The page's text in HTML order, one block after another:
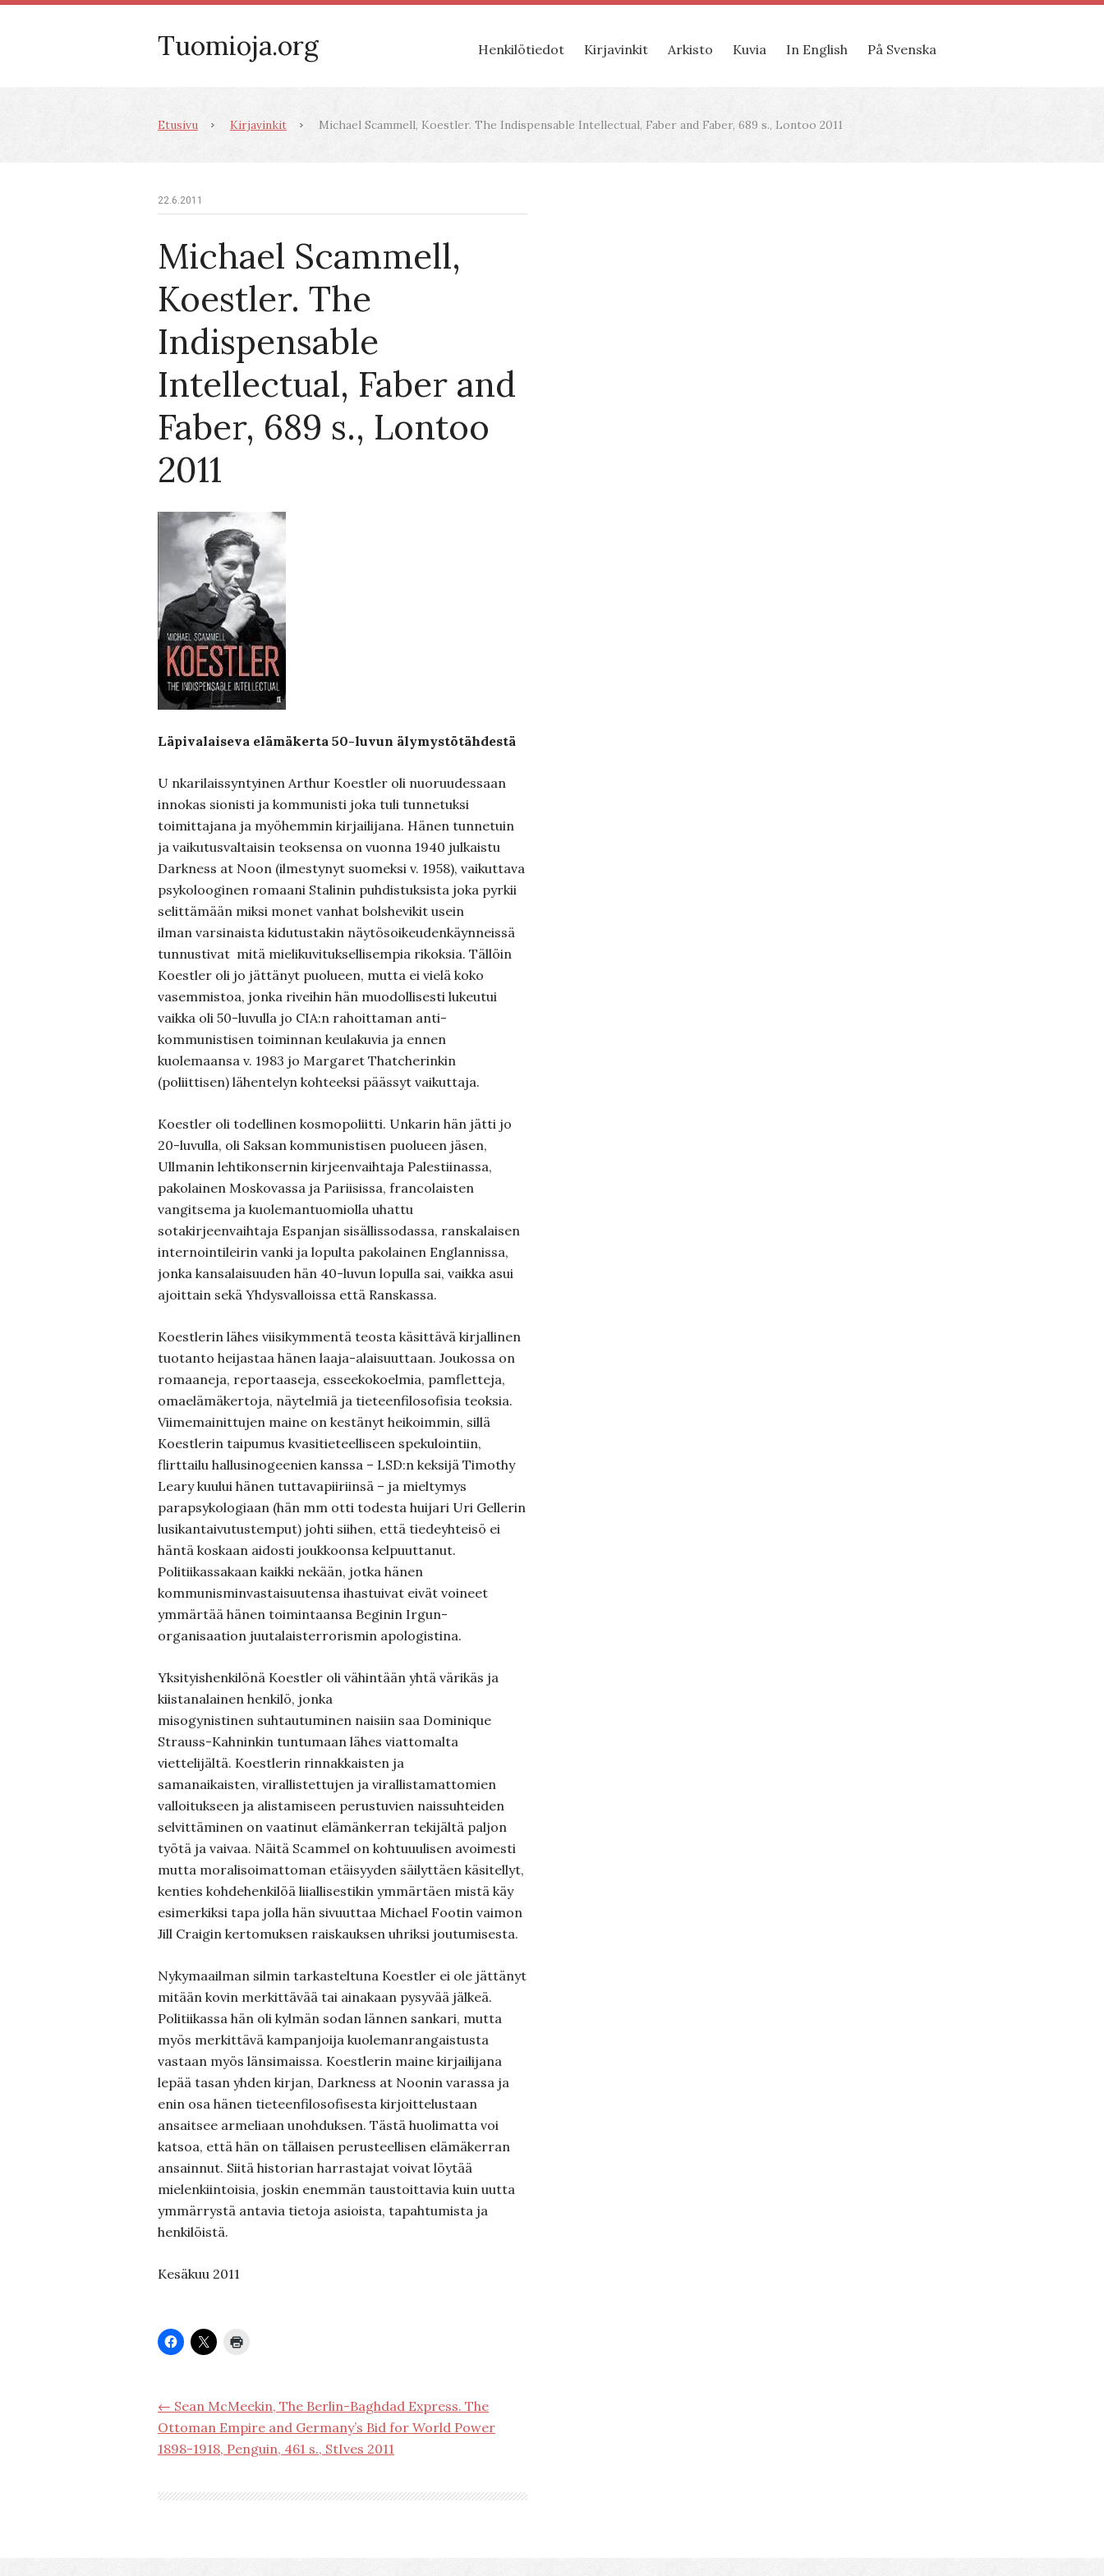
Tuomioja.org Henkilötiedot Kirjavinkit Arkisto Kuvia In English På Svenska
Etusivu Kirjavinkit Michael Scammell, Koestler. The Indispensable Intellectual, Faber and Faber, 689 s., Lontoo 2011
22.6.2011
Michael Scammell,
Koestler. The
Indispensable
Intellectual, Faber and
Faber, 689 s., Lontoo
2011
Läpivalaiseva elämäkerta 50-luvun älymystötähdestä
U nkarilaissyntyinen Arthur Koestler oli nuoruudessaan
innokas sionisti ja kommunisti joka tuli tunnetuksi
toimittajana ja myöhemmin kirjailijana. Hänen tunnetuin
ja vaikutusvaltaisin teoksensa on vuonna 1940 julkaistu
Darkness at Noon (ilmestynyt suomeksi v. 1958), vaikuttava
psykolooginen romaani Stalinin puhdistuksista joka pyrkii
selittämään miksi monet vanhat bolshevikit usein
ilman varsinaista kidutustakin näytösoikeudenkäynneissä
tunnustivat mitä mielikuvituksellisempia rikoksia. Tällöin
Koestler oli jo jättänyt puolueen, mutta ei vielä koko
vasemmistoa, jonka riveihin hän muodollisesti lukeutui
vaikka oli 50-luvulla jo CIA:n rahoittaman anti-
kommunistisen toiminnan keulakuvia ja ennen
kuolemaansa v. 1983 jo Margaret Thatcherinkin
(poliittisen) lähentelyn kohteeksi päässyt vaikuttaja.
Koestler oli todellinen kosmopoliitti. Unkarin hän jätti jo
20-luvulla, oli Saksan kommunistisen puolueen jäsen,
Ullmanin lehtikonsernin kirjeenvaihtaja Palestiinassa,
pakolainen Moskovassa ja Pariisissa, francolaisten
vangitsema ja kuolemantuomiolla uhattu
sotakirjeenvaihtaja Espanjan sisällissodassa, ranskalaisen
internointileirin vanki ja lopulta pakolainen Englannissa,
jonka kansalaisuuden hän 40-luvun lopulla sai, vaikka asui
ajoittain sekä Yhdysvalloissa että Ranskassa.
Koestlerin lähes viisikymmentä teosta käsittävä kirjallinen
tuotanto heijastaa hänen laaja-alaisuuttaan. Joukossa on
romaaneja, reportaaseja, esseekokoelmia, pamfletteja,
omaelämäkertoja, näytelmiä ja tieteenfilosofisia teoksia.
Viimemainittujen maine on kestänyt heikoimmin, sillä
Koestlerin taipumus kvasitieteelliseen spekulointiin,
flirttailu hallusinogeenien kanssa – LSD:n keksijä Timothy
Leary kuului hänen tuttavapiiriinsä – ja mieltymys
parapsykologiaan (hän mm otti todesta huijari Uri Gellerin
lusikantaivutustemput) johti siihen, että tiedeyhteisö ei
häntä koskaan aidosti joukkoonsa kelpuuttanut.
Politiikassakaan kaikki nekään, jotka hänen
kommunisminvastaisuutensa ihastuivat eivät voineet
ymmärtää hänen toimintaansa Beginin Irgun-
organisaation juutalaisterrorismin apologistina.
Yksityishenkilönä Koestler oli vähintään yhtä värikäs ja
kiistanalainen henkilö, jonka
misogynistinen suhtautuminen naisiin saa Dominique
Strauss-Kahninkin tuntumaan lähes viattomalta
viettelijältä. Koestlerin rinnakkaisten ja
samanaikaisten, virallistettujen ja virallistamattomien
valloitukseen ja alistamiseen perustuvien naissuhteiden
selvittäminen on vaatinut elämänkerran tekijältä paljon
työtä ja vaivaa. Näitä Scammel on kohtuuulisen avoimesti
mutta moralisoimattoman etäisyyden säilyttäen käsitellyt,
kenties kohdehenkilöä liiallisestikin ymmärtäen mistä käy
esimerkiksi tapa jolla hän sivuuttaa Michael Footin vaimon
Jill Craigin kertomuksen raiskauksen uhriksi joutumisesta.
Nykymaailman silmin tarkasteltuna Koestler ei ole jättänyt
mitään kovin merkittävää tai ainakaan pysyvää jälkeä.
Politiikassa hän oli kylmän sodan lännen sankari, mutta
myös merkittävä kampanjoija kuolemanrangaistusta
vastaan myös länsimaissa. Koestlerin maine kirjailijana
lepää tasan yhden kirjan, Darkness at Noonin varassa ja
enin osa hänen tieteenfilosofisesta kirjoittelustaan
ansaitsee armeliaan unohduksen. Tästä huolimatta voi
katsoa, että hän on tällaisen perusteellisen elämäkerran
ansainnut. Siitä historian harrastajat voivat löytää
mielenkiintoisia, joskin enemmän taustoittavia kuin uutta
ymmärrystä antavia tietoja asioista, tapahtumista ja
henkilöistä.
Kesäkuu 2011
← Sean McMeekin, The Berlin-Baghdad Express. The
Ottoman Empire and Germany’s Bid for World Power
1898-1918, Penguin, 461 s., StIves 2011